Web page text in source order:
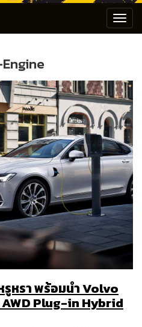
รูหรา พร้อมนำ Volvo
Plug-in Hybrid